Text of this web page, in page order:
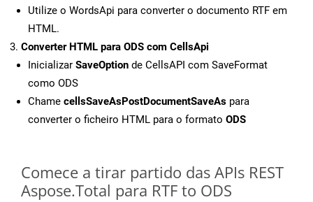
Utilize o WordsApi para converter o documento RTF em
HTML.
Converter HTML para ODS com CellsApi
Inicializar SaveOption de CellsAPI com SaveFormat
como ODS
Chame cellsSaveAsPostDocumentSaveAs para
converter o ficheiro HTML para o formato ODS
Comece a tirar partido das APIs REST
Aspose.Total para RTF to ODS